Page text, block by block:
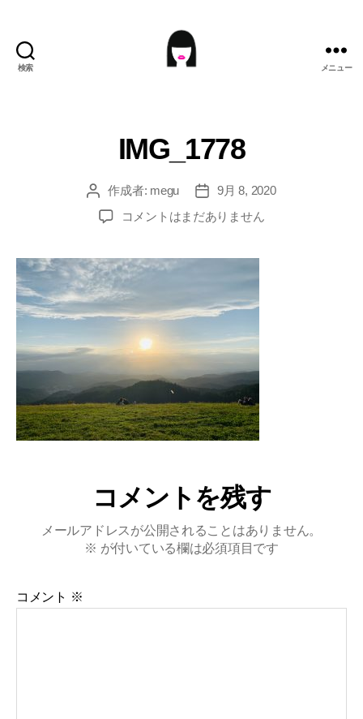
検索 メニュー
IMG_1778
投
稿
者
作成者: megu
投
稿
日
9月 8, 2020
IMG_1778
コメントはまだありません
コメントを残す
メールアドレスが公開されることはありません。
※ が付いている欄は必須項目です
コメント ※